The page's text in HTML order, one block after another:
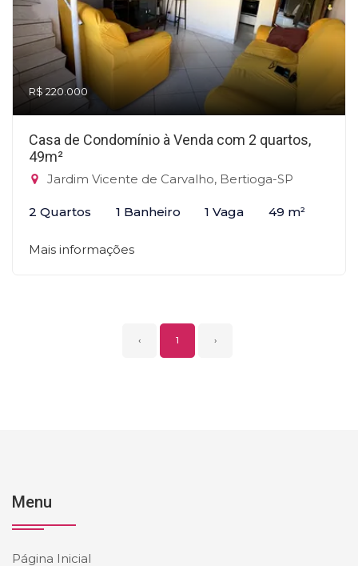
R$ 220.000
Casa de Condomínio à Venda com 2 quartos,
49m²
Jardim Vicente de Carvalho, Bertioga-SP
2 Quartos 1 Banheiro 1 Vaga 49 m²
Mais informações
‹ 1 ›
Menu
Página Inicial